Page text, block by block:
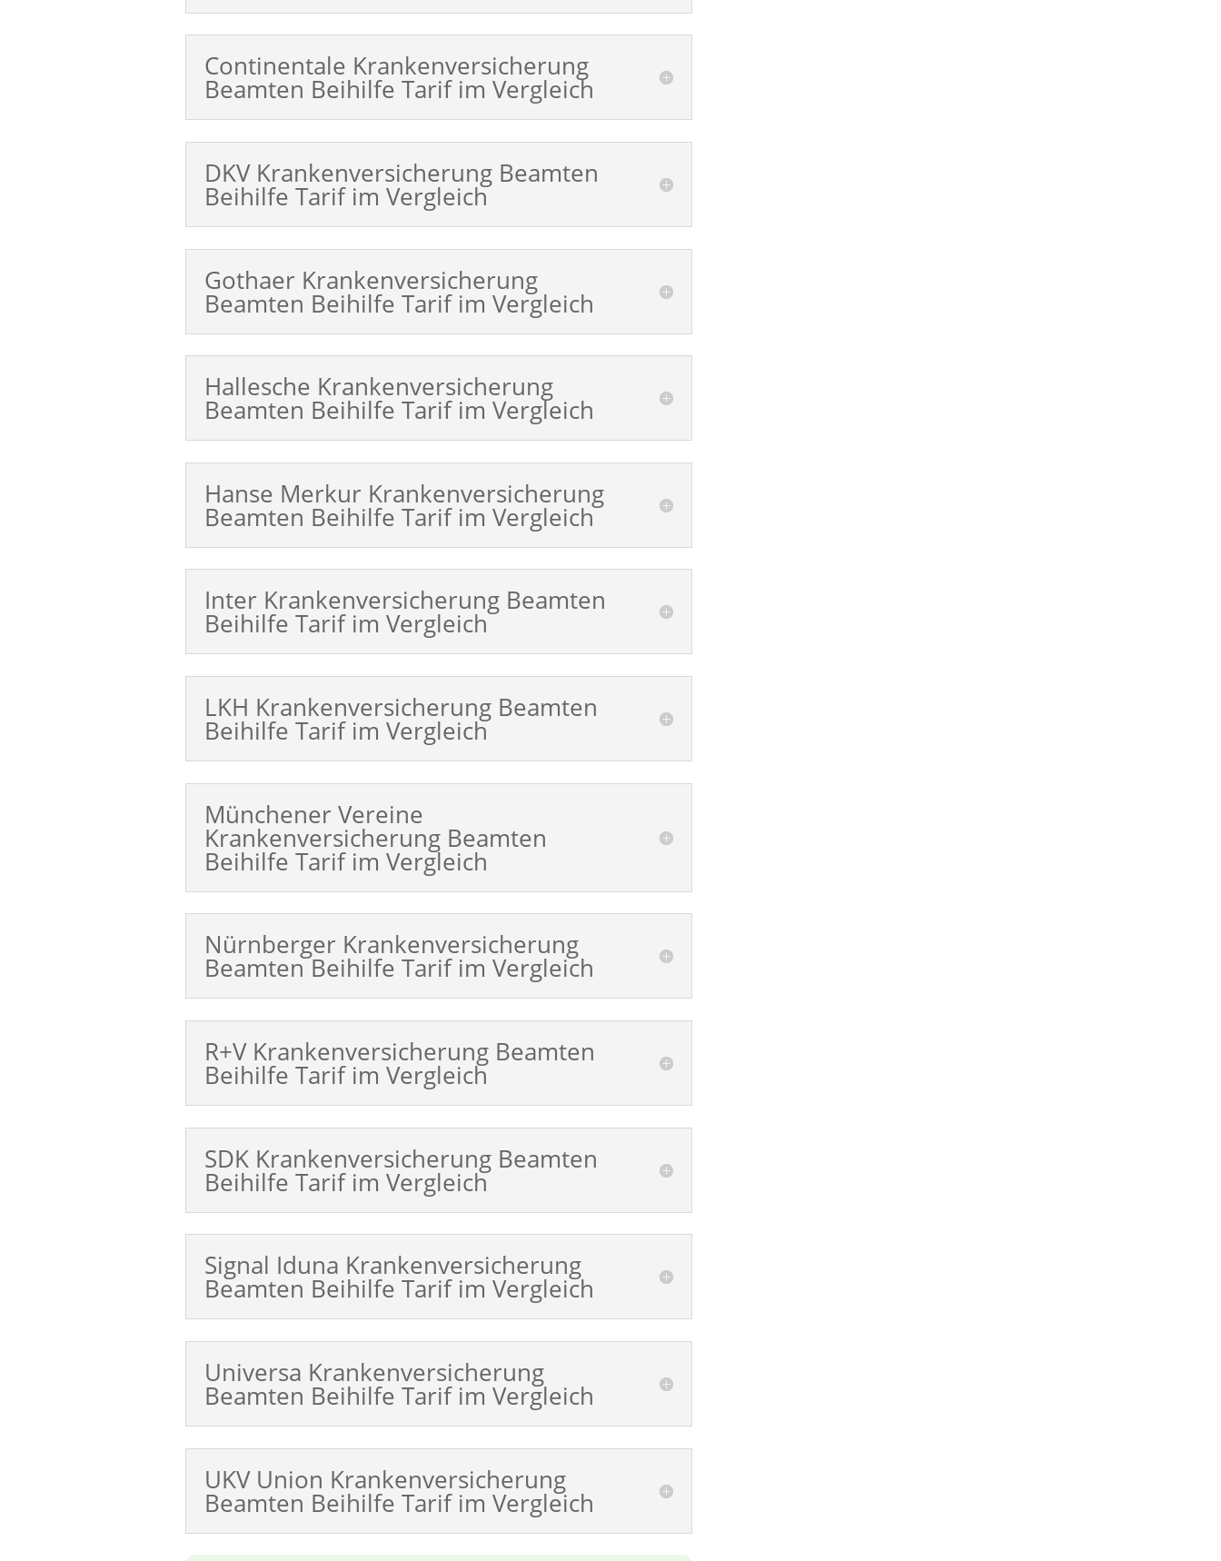
Continentale Krankenversicherung
Beamten Beihilfe Tarif im Vergleich
DKV Krankenversicherung Beamten
Beihilfe Tarif im Vergleich
Gothaer Krankenversicherung
Beamten Beihilfe Tarif im Vergleich
Hallesche Krankenversicherung
Beamten Beihilfe Tarif im Vergleich
Hanse Merkur Krankenversicherung
Beamten Beihilfe Tarif im Vergleich
Inter Krankenversicherung Beamten
Beihilfe Tarif im Vergleich
LKH Krankenversicherung Beamten
Beihilfe Tarif im Vergleich
Münchener Vereine
Krankenversicherung Beamten
Beihilfe Tarif im Vergleich
Nürnberger Krankenversicherung
Beamten Beihilfe Tarif im Vergleich
R+V Krankenversicherung Beamten
Beihilfe Tarif im Vergleich
SDK Krankenversicherung Beamten
Beihilfe Tarif im Vergleich
Signal Iduna Krankenversicherung
Beamten Beihilfe Tarif im Vergleich
Universa Krankenversicherung
Beamten Beihilfe Tarif im Vergleich
UKV Union Krankenversicherung
Beamten Beihilfe Tarif im Vergleich